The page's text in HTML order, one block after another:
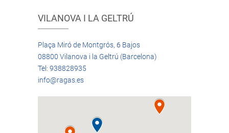
VILANOVA I LA GELTRÚ
Plaça Miró de Montgrós, 6 Bajos
08800 Vilanova i la Geltrú (Barcelona)
Tel: 938828935
info@ragas.es